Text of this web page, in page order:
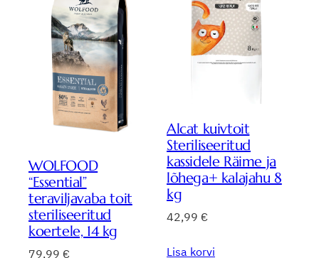
WOLFOOD
“Essential”
teraviljavaba toit
steriliseeritud
koertele, 14 kg
79,99 €
Alcat kuivtoit
Steriliseeritud
kassidele Räime ja
lõhega+ kalajahu 8
kg
42,99 €
Lisa korvi